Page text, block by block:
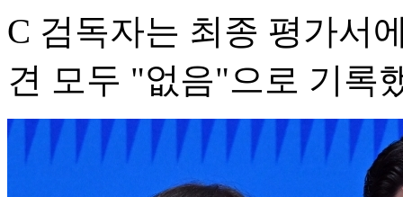
C 검독자는 최종 평가서
견 모두 "없음"으로 기록